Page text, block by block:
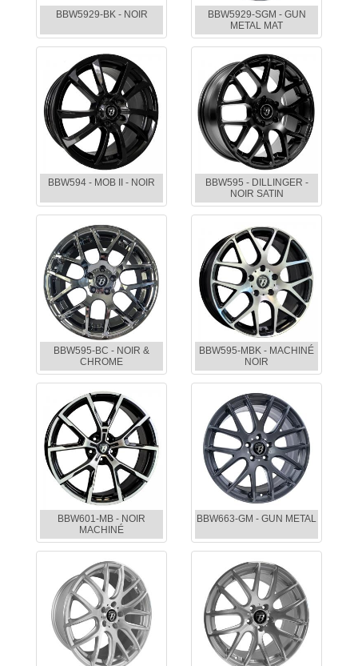
BBW5929-BK - NOIR
BBW5929-SGM - GUN
METAL MAT
BBW594 - MOB II - NOIR
BBW595 - DILLINGER -
NOIR SATIN
BBW595-BC - NOIR &
CHROME
BBW595-MBK - MACHINÉ
NOIR
BBW601-MB - NOIR
MACHINÉ
BBW663-GM - GUN METAL